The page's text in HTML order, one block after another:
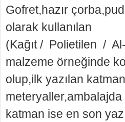
Gofret,hazır
olarak kullanılan
(Kağıt / Polietilen /
malzeme örneğinde
olup,ilk yazılan
katman ise en son